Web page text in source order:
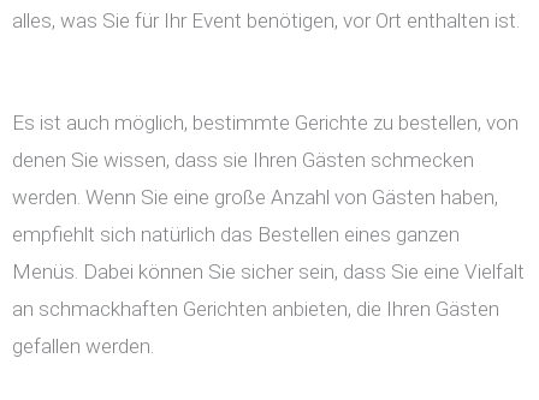
alles, was Sie für Ihr Event benötigen, vor Ort enthalten ist.
Es ist auch möglich, bestimmte Gerichte zu bestellen, von
denen Sie wissen, dass sie Ihren Gästen schmecken
werden. Wenn Sie eine große Anzahl von Gästen haben,
empfiehlt sich natürlich das Bestellen eines ganzen
Menüs. Dabei können Sie sicher sein, dass Sie eine Vielfalt
an schmackhaften Gerichten anbieten, die Ihren Gästen
gefallen werden.